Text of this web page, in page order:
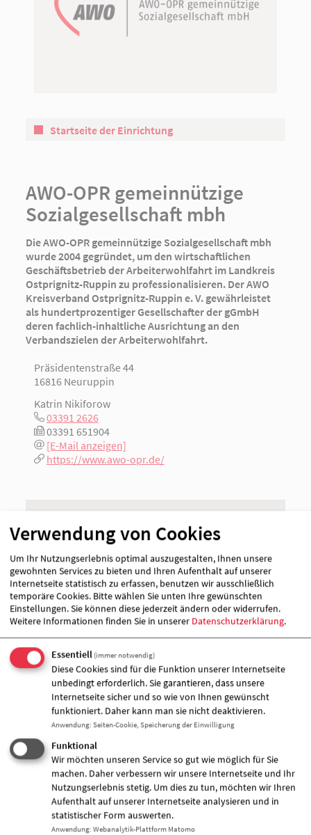
Startseite der Einrichtung
AWO-OPR gemeinnützige
Sozialgesellschaft mbh
Die AWO-OPR gemeinnützige Sozialgesellschaft mbh
wurde 2004 gegründet, um den wirtschaftlichen
Geschäftsbetrieb der Arbeiterwohlfahrt im Landkreis
Ostprignitz-Ruppin zu professionalisieren. Der AWO
Kreisverband Ostprignitz-Ruppin e. V. gewährleistet
als hundertprozentiger Gesellschafter der gGmbH
deren fachlich-inhaltliche Ausrichtung an den
Verbandszielen der Arbeiterwohlfahrt.
Präsidentenstraße 44
16816 Neuruppin
Katrin Nikiforow
03391 2626
03391 651904
[E-Mail anzeigen]
https://www.awo-opr.de/
AWO-OPR gemeinnützige Sozialgesellschaft
mbH
+
−
i
Verwendung von Cookies
Um Ihr Nutzungserlebnis optimal auszugestalten, Ihnen unsere
gewohnten Services zu bieten und Ihren Aufenthalt auf unserer
Internetseite statistisch zu erfassen, benutzen wir ausschließlich
temporäre Cookies. Bitte wählen Sie unten Ihre gewünschten
Einstellungen. Sie können diese jederzeit ändern oder widerrufen.
Weitere Informationen finden Sie in unserer Datenschutzerklärung.
Essentiell (immer notwendig)
Diese Cookies sind für die Funktion unserer Internetseite
unbedingt erforderlich. Sie garantieren, dass unsere
Internetseite sicher und so wie von Ihnen gewünscht
funktioniert. Daher kann man sie nicht deaktivieren.
Anwendung: Seiten-Cookie, Speicherung der Einwilligung
Funktional
Wir möchten unseren Service so gut wie möglich für Sie
machen. Daher verbessern wir unsere Internetseite und Ihr
Nutzungserlebnis stetig. Um dies zu tun, möchten wir Ihren
Aufenthalt auf unserer Internetseite analysieren und in
statistischer Form auswerten.
Anwendung: Webanalytik-Plattform Matomo